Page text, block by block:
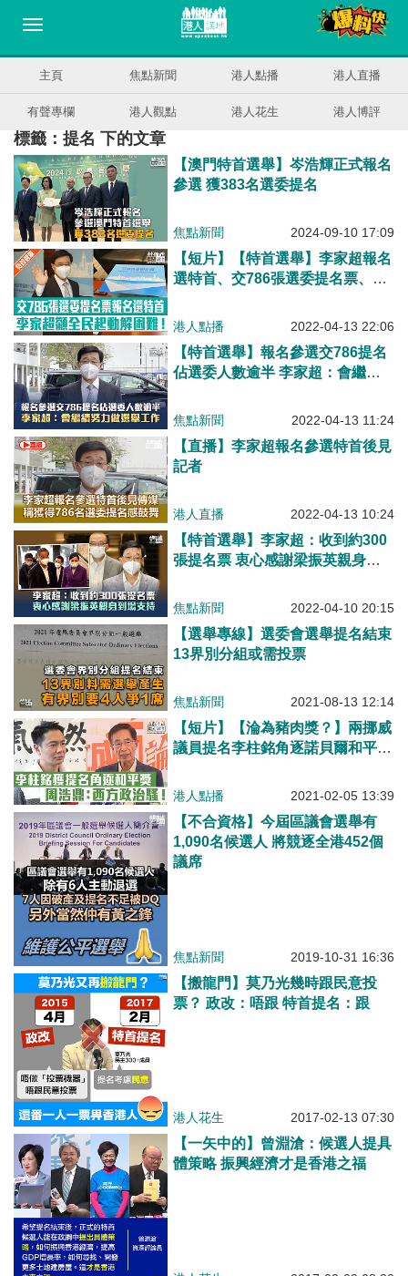
主頁 焦點新聞 港人點播 港人直播
有聲專欄 港人觀點 港人花生 港人博評
標籤：提名 下的文章
【澳門特首選舉】岑浩輝正式報名
參選 獲383名選委提名
焦點新聞 2024-09-10 17:09
【短片】【特首選舉】李家超報名
選特首、交786張選委提名票、與
解困難！
港人點播 2022-04-13 22:06
【特首選舉】報名參選交786提名
佔選委人數逾半 李家超：會繼續
焦點新聞 2022-04-13 11:24
【直播】李家超報名參選特首後見
記者
港人直播 2022-04-13 10:24
【特首選舉】李家超：收到約300
張提名票 衷心感謝梁振英親身到
焦點新聞 2022-04-10 20:15
【選舉專線】選委會選舉提名結束
13界別分組或需投票
焦點新聞 2021-08-13 12:14
【短片】【淪為豬肉獎？】兩挪威
議員提名李柱銘角逐諾貝爾和平獎
項淪為政治騷!
港人點播 2021-02-05 13:39
【不合資格】今屆區議會選舉有
1,090名候選人 將競逐全港452個
議席
焦點新聞 2019-10-31 16:36
【搬龍門】莫乃光幾時跟民意投
票？ 政改：唔跟 特首提名：跟
港人花生 2017-02-13 07:30
【一矢中的】曾淵滄：候選人提具
體策略 振興經濟才是香港之福